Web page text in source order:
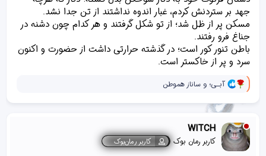
:
جهد بر ستردنش کردم، غبار اندوه نداشتند از تن جدا نشد.
مسکن پر از ظل شد؛ از تو شکل گرفتند و هر کدام چون دشنه در
جناغ فرو رفتند.
باطن تنور کور است؛ در گذشته حرارتی داشت از حضورت و اکنون
سرد و پر از خاکستر است.
و
ک
ن
ش‌
ه
ا
[
آبـی؛ و ساناز هموطن
WITCH
کاربر رمان بوک کاربر رمان‌بوک